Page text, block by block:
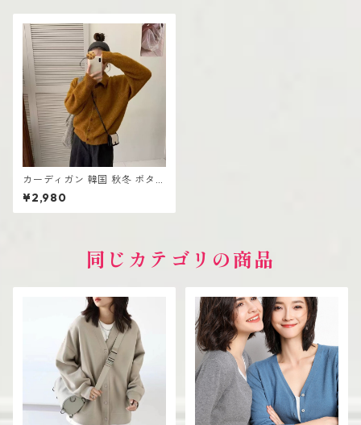
カーディガン 韓国 秋冬 ボタン
ニット セーターコート
¥2,980
同じカテゴリの商品